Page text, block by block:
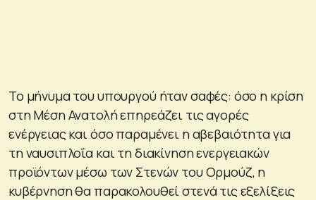
Το μήνυμα του υπουργού ήταν σαφές: όσο η κρίση
στη Μέση Ανατολή επηρεάζει τις αγορές
ενέργειας και όσο παραμένει η αβεβαιότητα για
τη ναυσιπλοΐα και τη διακίνηση ενεργειακών
προϊόντων μέσω των Στενών του Ορμούζ, η
κυβέρνηση θα παρακολουθεί στενά τις εξελίξεις